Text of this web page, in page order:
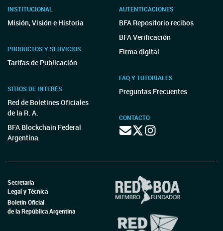
INSTITUCIONAL
Misión, Visión e Historia
PRODUCTOS Y SERVICIOS
Tarifas de Publicación
SITIOS DE INTERÉS
Red de Boletines Oficiales
de la R. A.
BFA Blockchain Federal
Argentina
AUTENTICACIONES
BFA Repositorio recibos
BFA Verificación
Firma digital
FAQ Y TUTORIALES
Preguntas Frecuentes
CONTACTO
Secretaría
Legal y Técnica
Boletín Oficial
de la República Argentina